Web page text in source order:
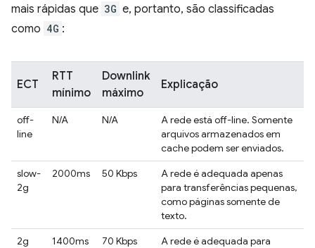
mais rápidas que 3G e, portanto, são classificadas
como 4G :
ECT
RTT
mínimo
Downlink
máximo
Explicação
off-
line
N/A N/A
A rede está off-line. Somente
arquivos armazenados em
cache podem ser enviados.
slow-
2g
2000ms 50 Kbps
A rede é adequada apenas
para transferências pequenas,
como páginas somente de
texto.
2g
1400ms 70 Kbps
A rede é adequada para